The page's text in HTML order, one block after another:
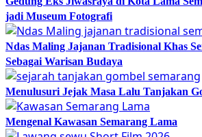
jadi Museum Fotografi
Ndas Maling Jajanan Tradisional Khas
Sebagai Warisan Budaya
Menulusuri Jejak Masa Lalu Tanjakan
Mengenal Kawasan Semarang Lama